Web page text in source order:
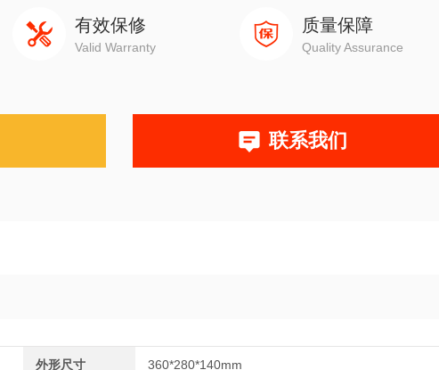
有效保修
Valid Warranty
质量保障
Quality Assurance
联系我们
外形尺寸 360*280*140mm